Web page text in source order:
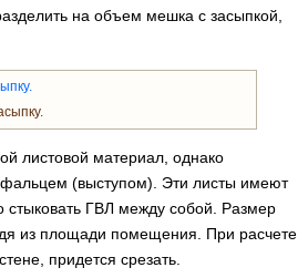
на объем мешка с засыпкой,
листовой материал, однако
(выступом). Эти листы имеют
ГВЛ между собой. Размер
из площади помещения. При расчете
придется срезать.